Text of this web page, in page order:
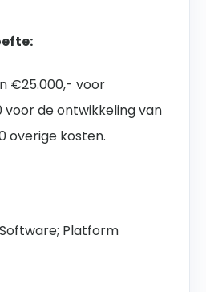
€25.000,- voor
voor de ontwikkeling van
overige kosten.
Platform